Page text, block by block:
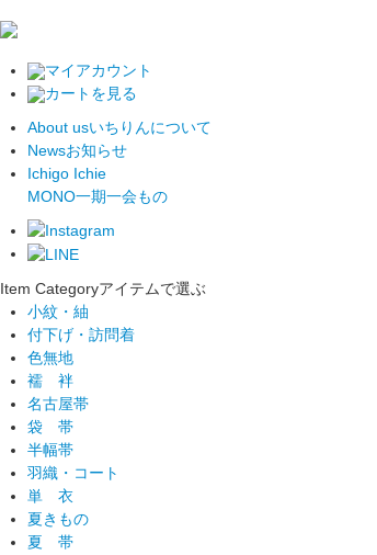
マイアカウント
カートを見る
About usいちりんについて
Newsお知らせ
Ichigo Ichie
MONO一期一会もの
Item Categoryアイテムで選ぶ
小紋・紬
付下げ・訪問着
色無地
襦 袢
名古屋帯
袋 帯
半幅帯
羽織・コート
単 衣
夏きもの
夏 帯